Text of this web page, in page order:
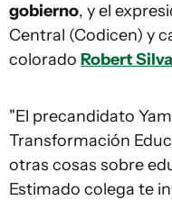
gobierno, y el
Central (Codicen) y
colorado Robert Silva
"El precandidato
Transformación
otras cosas sobre
Estimado colega te